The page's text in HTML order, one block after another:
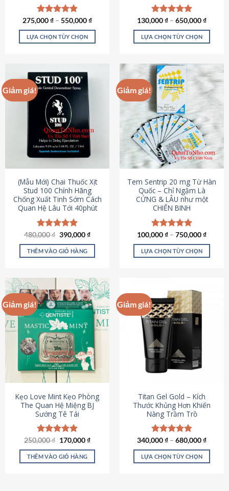
sản
phẩm
sản
phẩm
Được xếp
hạng4.87
5 sao
275,000₫ – 550,000₫
LỰA CHỌN TÙY CHỌN
có
nhiều
biến
thể.
Các
tùy
chọn
được
chọn
trên
trang
sản
phẩm
Được xếp
hạng5.00
5 sao
130,000₫ – 650,000₫
LỰA CHỌN TÙY CHỌN
này
có
nhiều
biến
thể.
Các
tùy
chọn
có
thể
chọn
trên
trang
sản
phẩm
Giảm giá!
(Mẫu Mới) Chai Thuốc Xịt
Stud 100 Chính Hãng
Chống Xuất Tinh Sớm Cách
Quan Hệ Lâu Tới 40phút
Được xếp
hạng5.00
5 sao
480,000₫ Giá
là:
480,000 ₫.
390,000₫Giá
tại
THÊM VÀO GIỎ HÀNG
Giảm giá!
Tem Sentrip 20 mg Từ Hàn
Quốc – Chỉ Ngậm Là
CỨNG & LÂU như một
CHIẾN BINH
Được xếp
hạng5.00
5 sao
100,000₫ – 750,000₫
LỰA CHỌN TÙY CHỌN
có
nhiều
biến
tùy
chọn
có
chọn
trên
trang
sản
phẩm
Giảm giá!
Kẹo Love Mint Kẹo Phòng
The Quan Hệ Miệng BJ
Sướng Tê Tái
Được xếp
hạng5.00
5 sao
250,000₫ Giá
là:
250,000 ₫.
170,000₫Giá
tại
THÊM VÀO GIỎ HÀNG
Giảm giá!
Titan Gel Gold – Kích
Thước Khủng Hơn Khiến
Nàng Trầm Trồ
Được xếp
hạng4.79
5 sao
340,000₫ – 680,000₫
LỰA CHỌN TÙY CHỌN